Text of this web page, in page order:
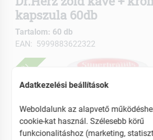
ÚJ
kapszula 60db
Tartalom: 60 db
EAN: 5999883622322
Adatkezelési beállítások
Weboldalunk az alapvető
cookie-kat használ. Szélesebb körű
funkcionalitáshoz (marketing,